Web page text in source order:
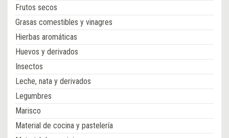
Frutos secos
Grasas comestibles y vinagres
Hierbas aromáticas
Huevos y derivados
Insectos
Leche, nata y derivados
Legumbres
Marisco
Material de cocina y pastelería